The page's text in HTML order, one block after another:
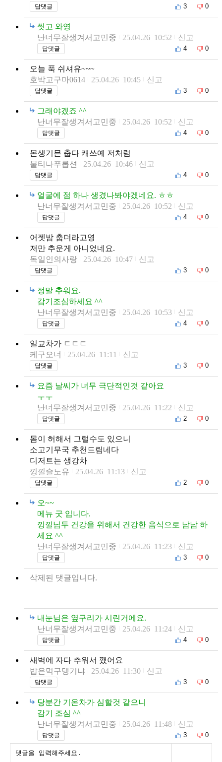
답댓글 3 0
씻고 와영
난너무잘생겨서고민중
25.04.26 10:52 신고
답댓글 4 0
오늘 푹 쉬셔유~~~
호박고구마0614
25.04.26 10:45 신고
답댓글 3 0
그래야겠죠 ^^
난너무잘생겨서고민중
25.04.26 10:52 신고
답댓글 4 0
몬생기믄 춥다 캐쓰예 저처럼
불티나푸롭션
25.04.26 10:46 신고
답댓글 4 0
얼굴에 점 하나 생겼나봐야겠네요. ㅎㅎ
난너무잘생겨서고민중
25.04.26 10:52 신고
답댓글 4 0
어젯밤 춥더라고영
저만 추운게 아니었네요.
독일인의사랑
25.04.26 10:47 신고
답댓글 3 0
정말 추워요.
감기조심하세요 ^^
난너무잘생겨서고민중
25.04.26 10:53 신고
답댓글 4 0
일교차가 ㄷㄷㄷ
케구오너
25.04.26 11:11 신고
답댓글 3 0
요즘 날씨가 너무 극단적인것 같아요
ㅜㅜ
난너무잘생겨서고민중
25.04.26 11:22 신고
답댓글 2 0
몸이 허해서 그럴수도 있으니
소고기무국 추천드림네다
디저트는 생강차
낑낄슬노유
25.04.26 11:13 신고
답댓글 2 0
오~~
메뉴 굿 입니다.
낑낄님두 건강을 위해서 건강한 음식으로 남남 하
세요 ^^
난너무잘생겨서고민중
25.04.26 11:23 신고
답댓글 3 0
삭제된 댓글입니다.
내눈님은 옆구리가 시린거에요.
난너무잘생겨서고민중
25.04.26 11:24 신고
답댓글 4 0
새벽에 자다 추워서 깼어요
밥은먹구댕기냐
25.04.26 11:30 신고
답댓글 3 0
당분간 기온차가 심할것 같으니
감기 조심 ^^
난너무잘생겨서고민중
25.04.26 11:48 신고
답댓글 3 0